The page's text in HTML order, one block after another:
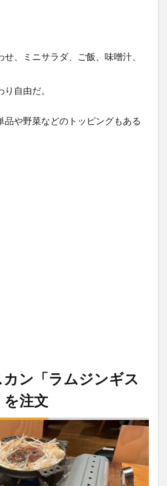
、ミニサラダ、ご飯、味噌汁、
自由だ。
品や野菜などのトッピングもある
ン「ラムジンギス
を注文